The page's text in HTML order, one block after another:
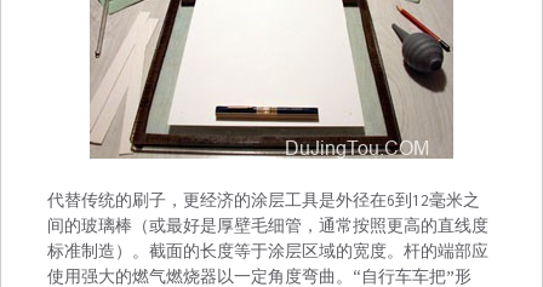
代替传统的刷子，更经济的涂层工具是外径在6到12毫米之
间的玻璃棒（或最好是厚壁毛细管，通常按照更高的直线度
标准制造）。截面的长度等于涂层区域的宽度。杆的端部应
使用强大的燃气燃烧器以一定角度弯曲。“自行车车把”形